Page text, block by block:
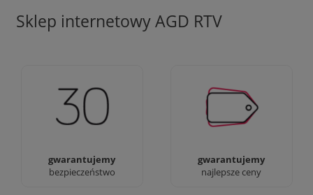
Sklep internetowy AGD RTV
gwarantujemy
bezpieczeństwo
Jesteśmy firmą z 30-
gwarantujemy
najlepsze ceny
Ciężko pracujemy aby
zapewnić najlepsze